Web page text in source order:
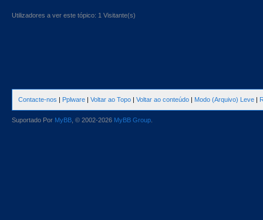
Utilizadores a ver este tópico: 1 Visitante(s)
Contacte-nos | Pplware | Voltar ao Topo | Voltar ao conteúdo | Modo (Arquivo) Leve |
Suportado Por MyBB , © 2002-2026 MyBB Group